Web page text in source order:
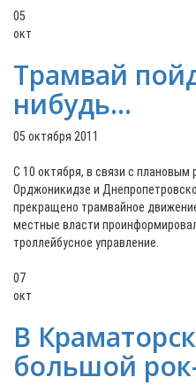
05
окт
Трамвай
нибудь…
05 октября 2011
С 10 октября, в связи с
Орджоникидзе и
прекращено трамвайное
местные власти
троллейбусное управление.
07
окт
В
большой